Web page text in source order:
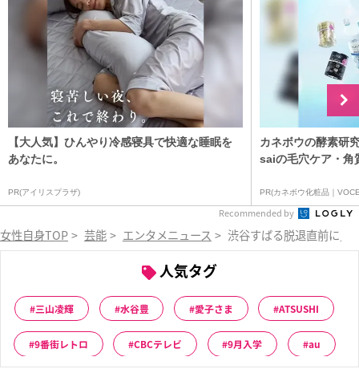
【大人気】ひんやり冷感寝具で快適な睡眠を
あなたに。
PR(アイリスプラザ)
カネボウの酵素研
saiの毛穴ケア・角
PR(カネボウ化粧品｜
Recommended by
女性自身TOP > 芸能 > エンタメニュース > 渋谷すばる脱退直前に見
人気タグ
三山凌輝 水谷豊 愛子さま ATSUSHI
9番街レトロ CBCテレビ 9月入学 au